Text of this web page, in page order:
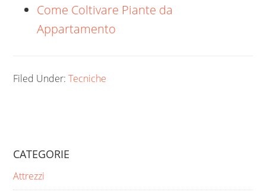
Come Coltivare Piante da
Appartamento
Filed Under:Tecniche
CATEGORIE
Attrezzi